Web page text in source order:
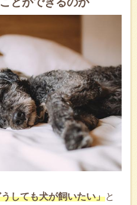
しても犬が飼いたい」と